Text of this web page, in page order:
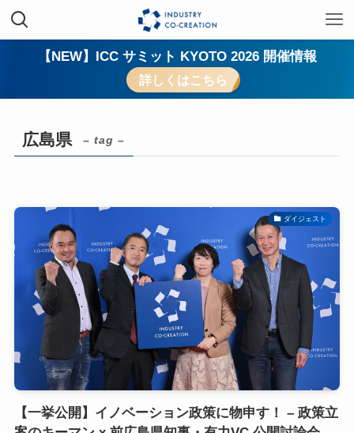
【NEW】ICC サミット KYOTO 2026 開催情報
詳しくはこちら
広島県 – tag –
ダイジェスト
【一挙公開】イノベーション政策に物申す！ – 政策立